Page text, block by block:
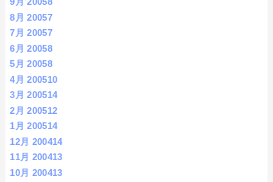
8月 20057
7月 20057
6月 20058
5月 20058
4月 200510
3月 200514
2月 200512
1月 200514
12月 200414
11月 200413
10月 200413